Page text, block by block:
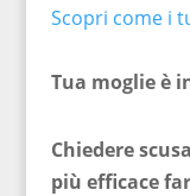
Scopri come i
Tua moglie è
Chiedere
più efficace